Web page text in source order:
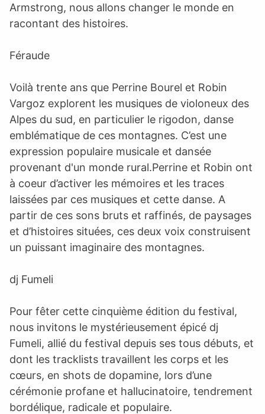
Armstrong, nous allons changer le monde en
racontant des histoires.
Féraude
Voilà trente ans que Perrine Bourel et Robin
Vargoz explorent les musiques de violoneux des
Alpes du sud, en particulier le rigodon, danse
emblématique de ces montagnes. C’est une
expression populaire musicale et dansée
provenant d'un monde rural.Perrine et Robin ont
à coeur d’activer les mémoires et les traces
laissées par ces musiques et cette danse. A
partir de ces sons bruts et raffinés, de paysages
et d’histoires situées, ces deux voix construisent
un puissant imaginaire des montagnes.
dj Fumeli
Pour fêter cette cinquième édition du festival,
nous invitons le mystérieusement épicé dj
Fumeli, allié du festival depuis ses tous débuts, et
dont les tracklists travaillent les corps et les
cœurs, en shots de dopamine, lors d’une
cérémonie profane et hallucinatoire, tendrement
bordélique, radicale et populaire.